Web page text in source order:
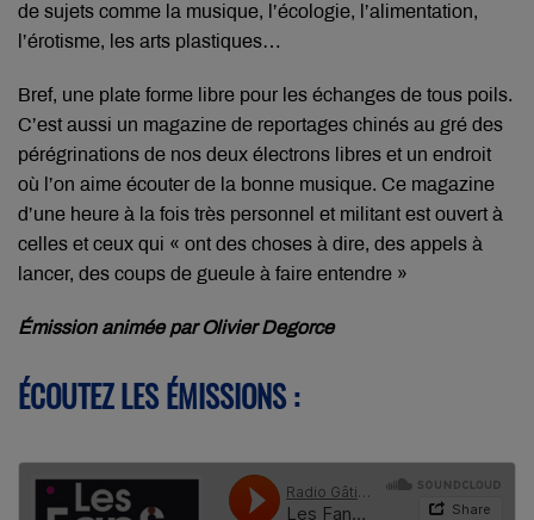
de sujets comme la musique, l’écologie, l’alimentation,
l’érotisme, les arts plastiques…
Bref, une plate forme libre pour les échanges de tous poils.
C’est aussi un magazine de reportages chinés au gré des
pérégrinations de nos deux électrons libres et un endroit
où l’on aime écouter de la bonne musique. Ce magazine
d’une heure à la fois très personnel et militant est ouvert à
celles et ceux qui « ont des choses à dire, des appels à
lancer, des coups de gueule à faire entendre »
Émission animée par Olivier Degorce
ÉCOUTEZ LES ÉMISSIONS :